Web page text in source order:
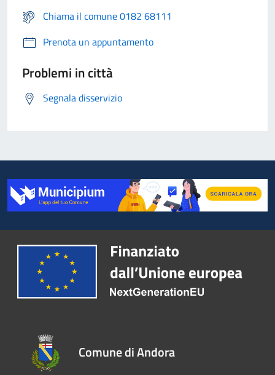
Chiama il comune 0182 68111
Prenota un appuntamento
Problemi in città
Segnala disservizio
Comune di Andora